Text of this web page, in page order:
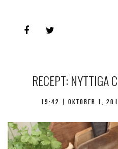
RECEPT: NYTTIGA
19:42 | oktober 1,